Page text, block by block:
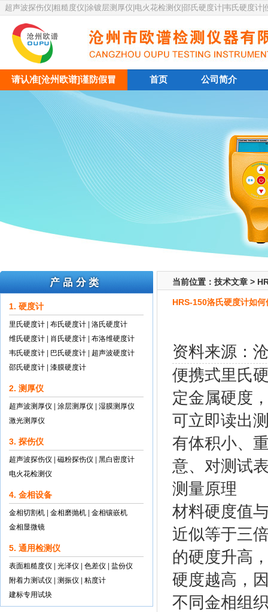
超声波探伤仪|粗糙度仪|涂镀层测厚仪|电火花检测仪|邵氏硬度计|韦氏硬度计|
请认准[沧州欧谱]谨防假冒 首页 公司简介
1. 硬度计
里氏硬度计 布氏硬度计
洛氏硬度计
维氏硬度计
肖氏硬度计
布洛维硬度计
韦氏硬度计
巴氏硬度计
超声波硬度计
邵氏硬度计
漆膜硬度计
2. 测厚仪
超声波测厚仪 涂层测厚仪
湿膜测厚仪
激光测厚仪
3. 探伤仪
超声波探伤仪 磁粉探伤仪
黑白密度计
电火花检测仪
4. 金相设备
金相切割机 金相磨抛机
金相镶嵌机
金相显微镜
5. 通用检测仪
表面粗糙度仪 光泽仪 色差仪
盐份仪
附着力测试仪
测振仪
粘度计
建标专用试块
当前位置： 技术文章 >
HRS-150洛氏硬度计如何
资料来源：
便携式里氏
定金属硬度
可立即读出
有体积小、
意、对测试
测量原理
材料硬度值
近似等于三
的硬度升高
硬度越高，
不同金相组